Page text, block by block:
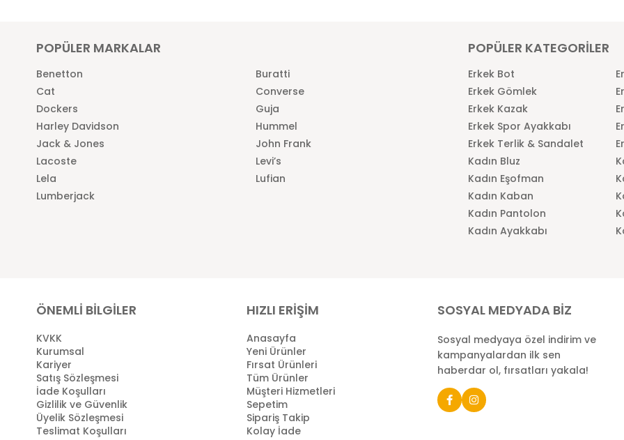
POPÜLER MARKALAR
Benetton
Buratti
Cat
Converse
Dockers
Guja
Harley Davidson
Hummel
Jack & Jones
John Frank
Lacoste
Levi’s
Lela
Lufian
Lumberjack
POPÜLER KATEGORİLER
Erkek Bot
Erkek Gömlek
Erkek Kazak
Erkek Spor Ayakkabı
Erkek Terlik & Sandalet
Kadın Bluz
Kadın Eşofman
Kadın Kaban
Kadın Pantolon
Kadın Ayakkabı
ÖNEMLİ BİLGİLER
KVKK
Kurumsal
Kariyer
Satış Sözleşmesi
İade Koşulları
Gizlilik ve Güvenlik
Üyelik Sözleşmesi
Teslimat Koşulları
HIZLI ERİŞİM
Anasayfa
Yeni Ürünler
Fırsat Ürünleri
Tüm Ürünler
Müşteri Hizmetleri
Sepetim
Sipariş Takip
Kolay İade
SOSYAL MEDYADA BİZ
Sosyal medyaya özel indirim ve
kampanyalardan ilk sen
haberdar ol, fırsatları yakala!